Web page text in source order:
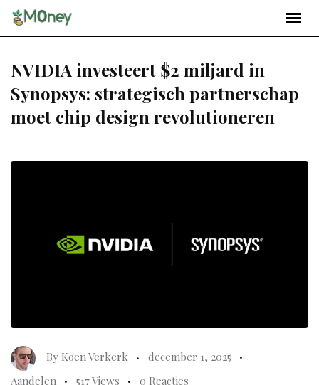
NVIDIA investeert $2 miljard in
Synopsys: strategisch partnerschap
moet chip design revolutioneren
By Koen Verkerk
december 1, 2025
Aandelen
517 Views 0 Reacties